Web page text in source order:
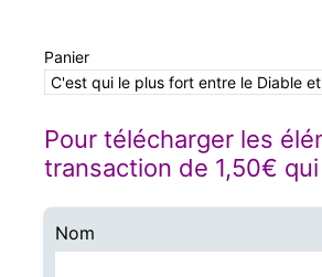
Panier
C'est qui le plus fort entre le Diable
Pour télécharger les
transaction de 1,50€
Nom